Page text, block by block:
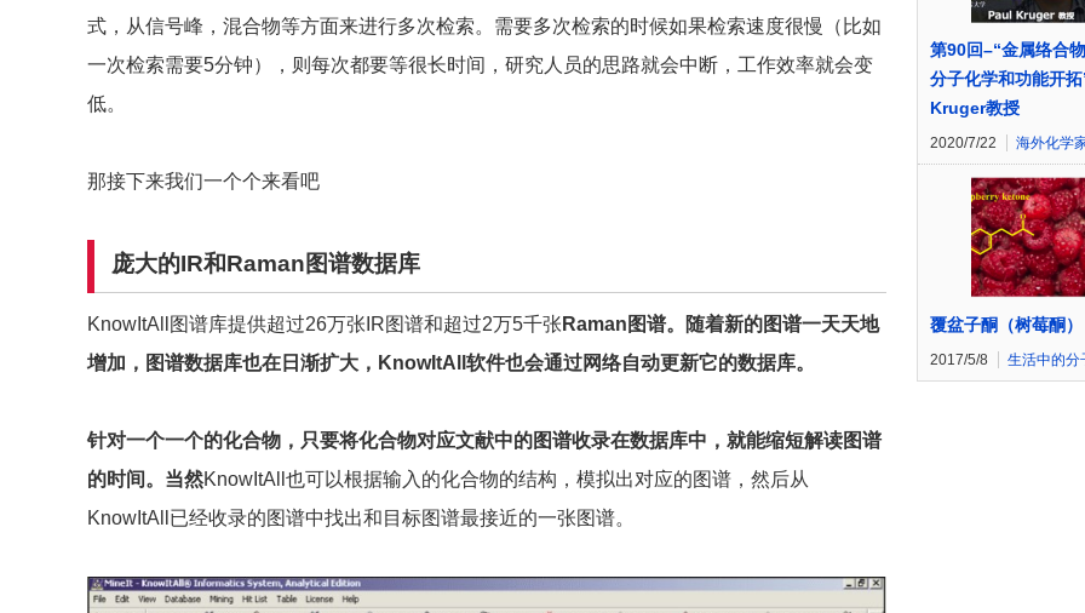
式，从信号峰，混合物等方面来进行多次检索。需要多次检索的时候如果检索速度很慢（比如
一次检索需要5分钟），则每次都要等很长时间，研究人员的思路就会中断，工作效率就会变
低。
那接下来我们一个个来看吧
庞大的IR和Raman图谱数据库
KnowItAll图谱库提供超过26万张IR图谱和超过2万5千张 Raman 图谱。随着新的图谱一天天地
增加，图谱数据库也在日渐扩大， KnowItAll 软件也会通过网络自动更新它的数据库。
针对一个一个的化合物，只要将化合物对应文献中的图谱收录在数据库中，就能缩短解读图谱
的时间。当然KnowItAll也可以根据输入的化合物的结构，模拟出对应的图谱，然后从
KnowItAll已经收录的图谱中找出和目标图谱最接近的一张图谱。
第90回–“金属络合
分子化学和功能开
Kruger教授
2020/7/22 海外化学
覆盆子酮（树莓酮）
2017/5/8 生活中的分